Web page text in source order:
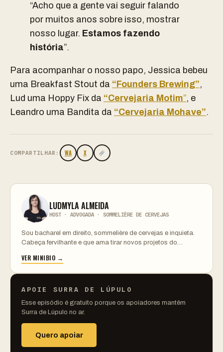
“Acho que a gente vai seguir falando
por muitos anos sobre isso, mostrar
nosso lugar. Estamos fazendo
história”.
Para acompanhar o nosso papo, Jessica bebeu
uma Breakfast Stout da “Founders Brewing”,
Lud uma Hoppy Fix da “Cervejaria Motim”, e
Leandro uma Bandita da “Cervejaria Mohave”.
COMPARTILHAR: WA X
LUDMYLA ALMEIDA
HOST · ADVOGADA · SOMMELIÈRE DE CERVEJAS
Sou bacharel em direito, sommelière de cervejas e inquieta.
Cabeça fervilhante e que ama tirar novos projetos do…
VER MINIBIO →
APOIE SURRA DE LÚPULO
Esse episódio é gratuito porque os apoiadores mantêm
Surra de Lúpulo no ar.
Quero apoiar